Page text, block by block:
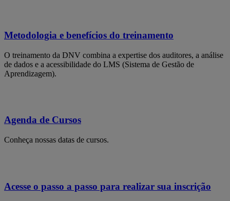
Metodologia e benefícios do treinamento
O treinamento da DNV combina a expertise dos auditores, a análise
de dados e a acessibilidade do LMS (Sistema de Gestão de
Aprendizagem).
Agenda de Cursos
Conheça nossas datas de cursos.
Acesse o passo a passo para realizar sua inscrição